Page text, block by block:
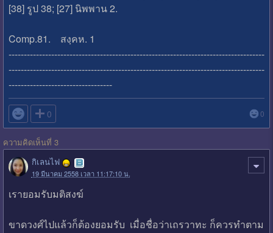
[38] รูป 38; [27] นิพพาน 2.
Comp.81. สงฺคห. 1
------------------------------------------------------------------------------------
------------------------------------------------------------------------------------
----------------------------------
 0 0
ความคิดเห็นที่ 3
กิเลนไฟ
19 มีนาคม 2558 เวลา 11:17:10 น.
เรายอมรับมติสงฆ์
ขาดวงศ์ไปแล้วก็ต้องยอมรับ เมื่อชื่อว่าเถรวาทะ ก็ควรทำตาม